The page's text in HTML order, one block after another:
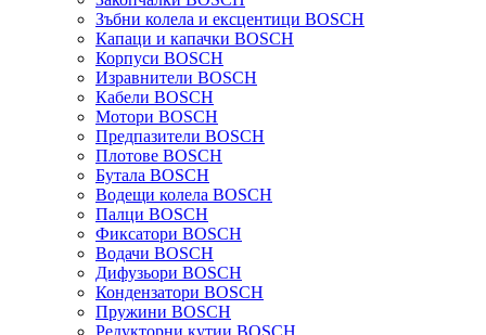
Зъбни колела и ексцентици BOSCH
Капаци и капачки BOSCH
Корпуси BOSCH
Изравнители BOSCH
Кабели BOSCH
Мотори BOSCH
Предпазители BOSCH
Плотове BOSCH
Бутала BOSCH
Водещи колела BOSCH
Палци BOSCH
Фиксатори BOSCH
Водачи BOSCH
Дифузьори BOSCH
Кондензатори BOSCH
Пружини BOSCH
Редукторни кутии BOSCH